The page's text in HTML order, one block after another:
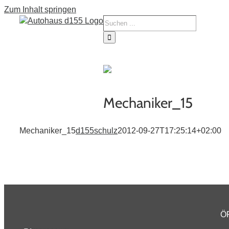
Zum Inhalt springen
Mechaniker_15
Mechaniker_15d155schulz2012-09-27T17:25:14+02:00